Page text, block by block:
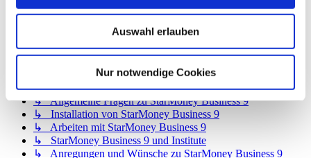
Auswahl erlauben
Nur notwendige Cookies
↳ StarMoney 12 Deluxe
↳ Installation von StarMoney 12 Deluxe
↳ Bedienung von StarMoney 12 Deluxe
↳ Anregungen und Wünsche zu StarMoney 12 Deluxe
↳ StarMoney Business 9
↳ Allgemeine Fragen zu StarMoney Business 9
↳ Installation von StarMoney Business 9
↳ Arbeiten mit StarMoney Business 9
↳ StarMoney Business 9 und Institute
↳ Anregungen und Wünsche zu StarMoney Business 9